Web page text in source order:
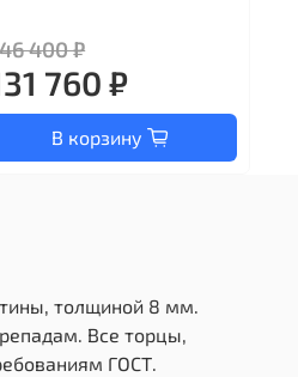
400 ₽
760 ₽
В корзину
толщиной 8 мм.
Все торцы,
ГОСТ.